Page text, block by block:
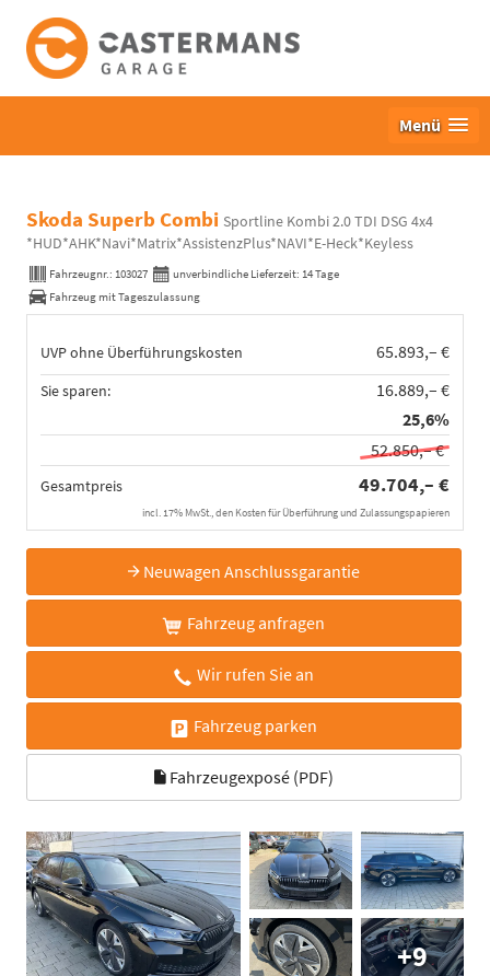
Menü
Skoda Superb Combi Sportline Kombi 2.0 TDI DSG 4x4
*HUD*AHK*Navi*Matrix*AssistenzPlus*NAVI*E-Heck*Keyless
Fahrzeugnr.: 103027 unverbindliche Lieferzeit: 14 Tage
Fahrzeug mit Tageszulassung
UVP ohne Überführungskosten 65.893,– €
Sie sparen:
16.889,– €
25,6%
52.850,– €
Gesamtpreis 49.704,– €
incl. 17% MwSt., den Kosten für Überführung und Zulassungspapieren
Neuwagen Anschlussgarantie
Fahrzeug anfragen
Wir rufen Sie an
Fahrzeug parken
Fahrzeugexposé (PDF)
+9